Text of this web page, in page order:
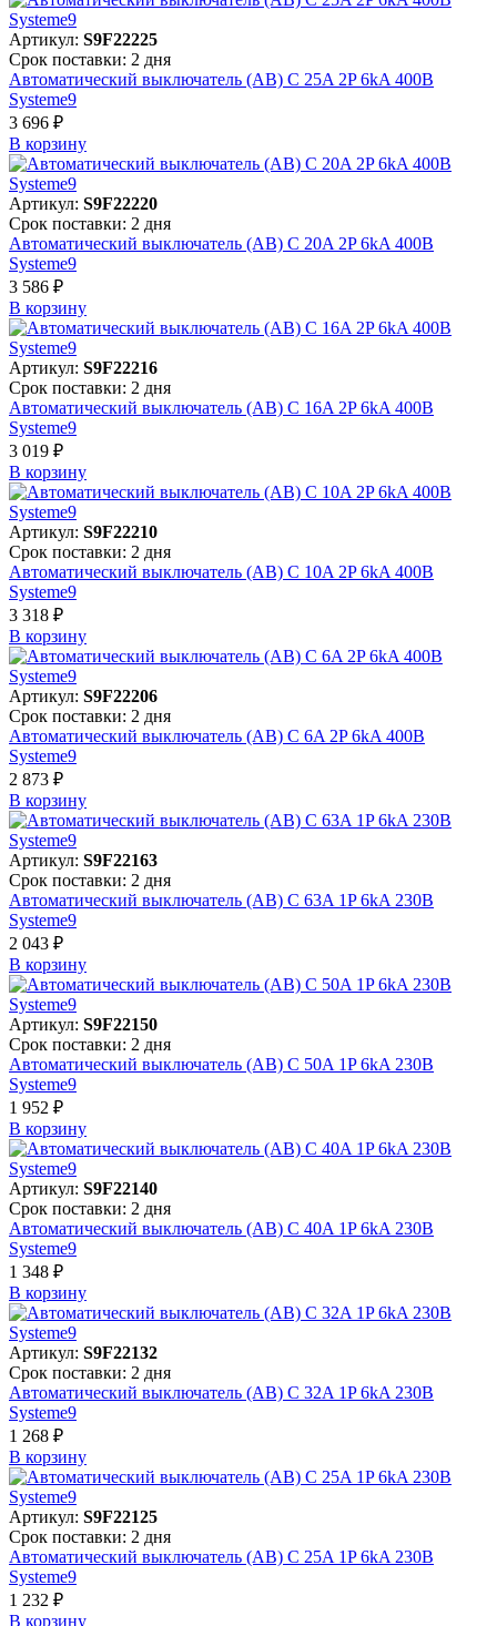
Артикул: S9F22225
Срок поставки: 2 дня
Автоматический выключатель (АВ) C 25A 2P 6kA 400В
Systeme9
3 696 ₽
В корзинy
Артикул: S9F22220
Срок поставки: 2 дня
Автоматический выключатель (АВ) C 20A 2P 6kA 400В
Systeme9
3 586 ₽
В корзинy
Артикул: S9F22216
Срок поставки: 2 дня
Автоматический выключатель (АВ) C 16A 2P 6kA 400В
Systeme9
3 019 ₽
В корзинy
Артикул: S9F22210
Срок поставки: 2 дня
Автоматический выключатель (АВ) C 10A 2P 6kA 400В
Systeme9
3 318 ₽
В корзинy
Артикул: S9F22206
Срок поставки: 2 дня
Автоматический выключатель (АВ) C 6A 2P 6kA 400В
Systeme9
2 873 ₽
В корзинy
Артикул: S9F22163
Срок поставки: 2 дня
Автоматический выключатель (АВ) C 63A 1P 6kA 230В
Systeme9
2 043 ₽
В корзинy
Артикул: S9F22150
Срок поставки: 2 дня
Автоматический выключатель (АВ) C 50A 1P 6kA 230В
Systeme9
1 952 ₽
В корзинy
Артикул: S9F22140
Срок поставки: 2 дня
Автоматический выключатель (АВ) C 40A 1P 6kA 230В
Systeme9
1 348 ₽
В корзинy
Артикул: S9F22132
Срок поставки: 2 дня
Автоматический выключатель (АВ) C 32A 1P 6kA 230В
Systeme9
1 268 ₽
В корзинy
Артикул: S9F22125
Срок поставки: 2 дня
Автоматический выключатель (АВ) C 25A 1P 6kA 230В
Systeme9
1 232 ₽
В корзинy